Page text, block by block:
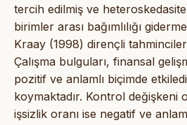
tercih edilmiş ve
birimler arası bağımlılığı
Kraay (1998) dirençli tahminciler
Çalışma bulguları, finansal
pozitif ve anlamlı biçimde
koymaktadır. Kontrol değişkeni
işsizlik oranı ise negatif ve